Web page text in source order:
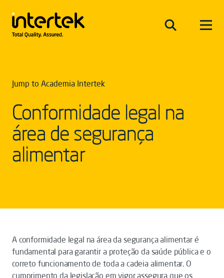
Jump to Academia Intertek
Conformidade legal na
área de segurança
alimentar
A conformidade legal na área da segurança alimentar é
fundamental para garantir a proteção da saúde pública e o
correto funcionamento de toda a cadeia alimentar. O
cumprimento da legislação em vigor assegura que os